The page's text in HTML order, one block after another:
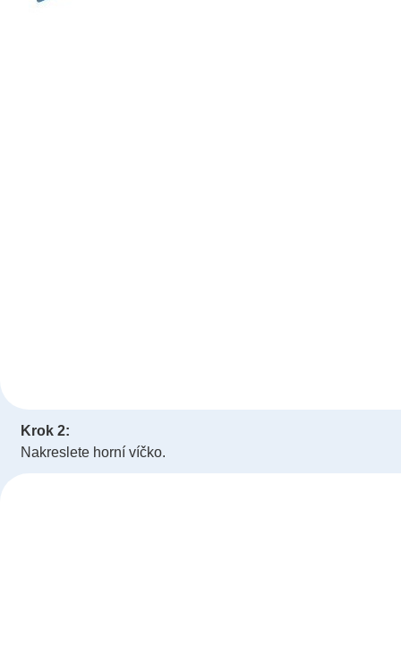
Krok 2:
Nakreslete horní víčko.